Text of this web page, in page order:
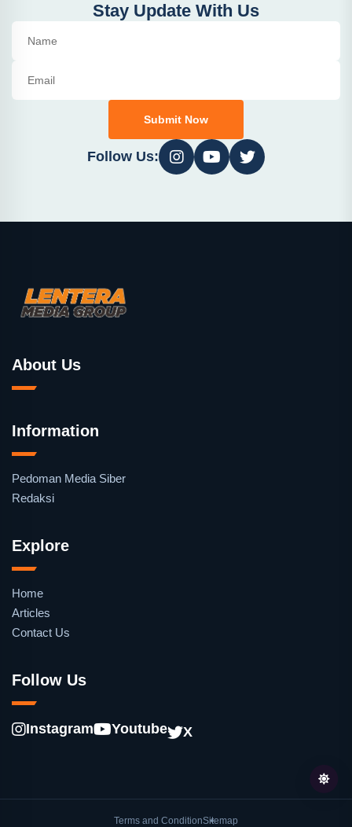
Stay Update With Us
Submit Now
Follow Us:
About Us
Information
Pedoman Media Siber
Redaksi
Explore
Home
Articles
Contact Us
Follow Us
Instagram Youtube X
Terms and ConditionSitemap